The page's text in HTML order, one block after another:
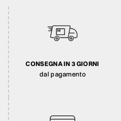
CONSEGNA IN 3 GIORNI
dal pagamento